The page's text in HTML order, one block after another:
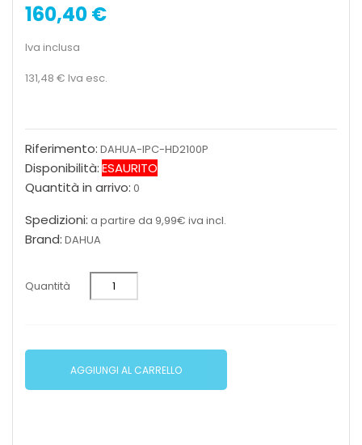
160,40 €
Iva inclusa
131,48 € Iva esc.
Riferimento: DAHUA-IPC-HD2100P
Disponibilità:ESAURITO
Quantità in arrivo: 0
Spedizioni: a partire da 9,99€ iva incl.
Brand: DAHUA
Quantità
AGGIUNGI AL CARRELLO